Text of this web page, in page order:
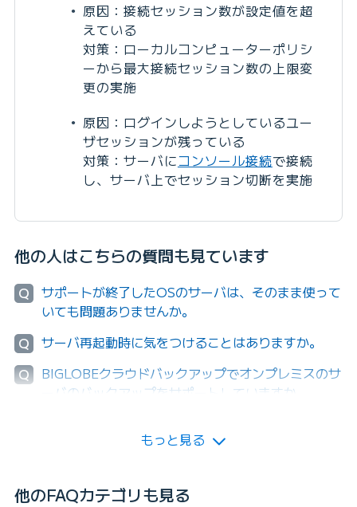
原因：接続セッション数が設定値を超
えている
対策：ローカルコンピューターポリシ
ーから最大接続セッション数の上限変
更の実施
原因：ログインしようとしているユー
ザセッションが残っている
対策：サーバにコンソール接続で接続
し、サーバ上でセッション切断を実施
他の人はこちらの質問も見ています
Q
サポートが終了したOSのサーバは、そのまま使って
いても問題ありませんか。
Q
サーバ再起動時に気をつけることはありますか。
Q
BIGLOBEクラウドバックアップでオンプレミスのサ
ーバのバックアップをサポートしていますか。
もっと見る
他のFAQカテゴリも見る